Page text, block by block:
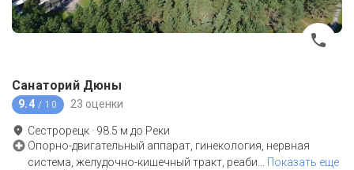
Санаторий Дюны
9.4 / 10 23 оценки
Сестрорецк · 98.5 м до Реки
Опорно-двигательный аппарат, гинекология, нервная
система, желудочно-кишечный тракт, реаби
Показать еще